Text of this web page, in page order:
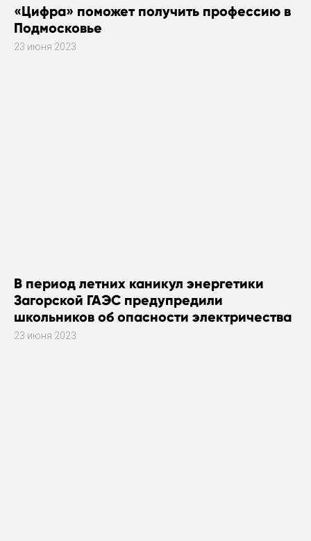
«Цифра» поможет получить профессию в
Подмосковье
23 июня 2023
В период летних каникул энергетики
Загорской ГАЭС предупредили
школьников об опасности электричества
23 июня 2023